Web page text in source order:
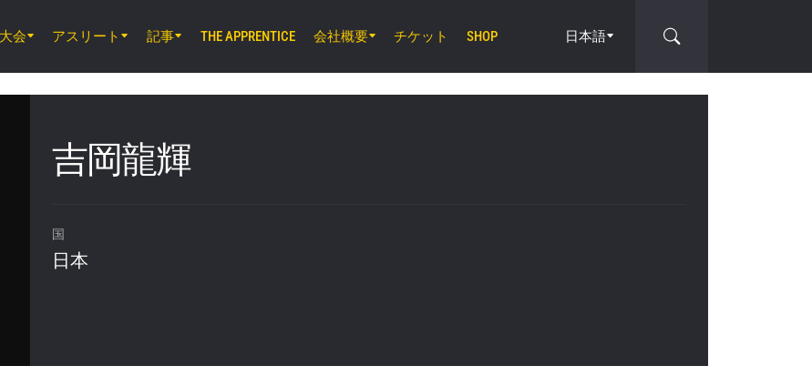
大会 アスリート 記事 THE APPRENTICE 会社概要 チケット SHOP 日本語
吉岡龍輝
国
日本